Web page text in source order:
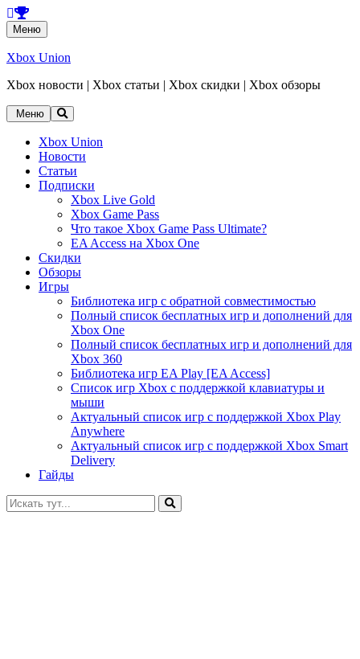
Меню Перейти
к
содержанию
Xbox Union
Xbox новости | Xbox статьи | Xbox скидки | Xbox обзоры
Меню
Перейти
содержанию
Xbox Union
Новости
Статьи
Подписки
Xbox Live Gold
Xbox Game Pass
Что такое Xbox Game Pass Ultimate?
EA Access на Xbox One
Скидки
Обзоры
Игры
Библиотека игр с обратной совместимостью
Полный список бесплатных игр и дополнений для
Xbox One
Полный список бесплатных игр и дополнений для
Xbox 360
Библиотека игр EA Play [EA Access]
Список игр Xbox c поддержкой клавиатуры и
мыши
Актуальный список игр с поддержкой Xbox Play
Anywhere
Актуальный список игр с поддержкой Xbox Smart
Delivery
Гайды
Искать: